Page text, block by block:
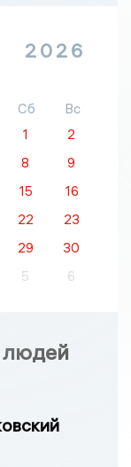
2026
Сб
Вс
1
2
8
9
15
16
22
23
29
30
5 6
людей